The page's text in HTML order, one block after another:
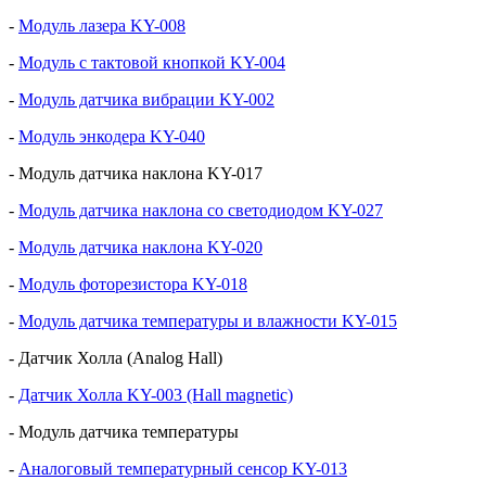
- Модуль лазера KY-008
- Модуль с тактовой кнопкой KY-004
- Модуль датчика вибрации KY-002
- Модуль энкодера KY-040
- Модуль датчика наклона KY-017
- Модуль датчика наклона со светодиодом KY-027
- Модуль датчика наклона KY-020
- Модуль фоторезистора KY-018
- Модуль датчика температуры и влажности KY-015
- Датчик Холла (Analog Hall)
- Датчик Холла KY-003 (Hall magnetic)
- Модуль датчика температуры
- Аналоговый температурный сенсор KY-013